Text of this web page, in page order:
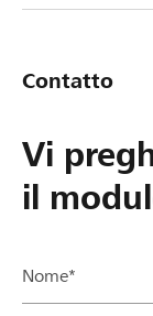
Contatto
Vi
il
Nome*